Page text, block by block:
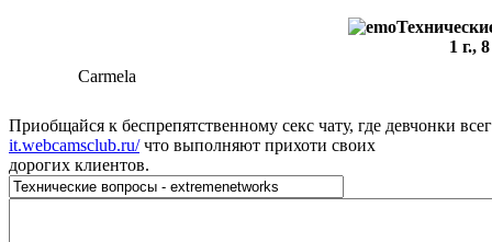
1 г.,
Carmela
Приобщайся к беспрепятственному секс чату, где девчонки
it.webcamsclub.ru/что выполняют прихоти своих
дорогих клиентов.